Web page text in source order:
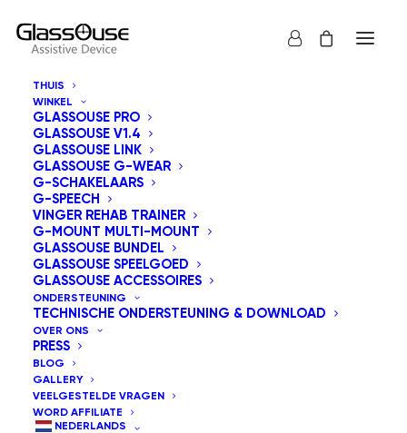
THUIS
WINKEL
GLASSOUSE PRO
GLASSOUSE V1.4
GLASSOUSE LINK
GLASSOUSE G-WEAR
G-SCHAKELAARS
G-SPEECH
VINGER REHAB TRAINER
G-MOUNT MULTI-MOUNT
GLASSOUSE BUNDEL
GLASSOUSE SPEELGOED
GLASSOUSE ACCESSOIRES
ONDERSTEUNING
TECHNISCHE ONDERSTEUNING & DOWNLOAD
OVER ONS
PRESS
BLOG
GALLERY
VEELGESTELDE VRAGEN
WORD AFFILIATE
NEDERLANDS
Empowerende
Onafhankelijkheid:
Het Evoluerende
Landschap van
Hulpmiddelen
Technologie in 2025
30 APRIL 2026 | INONGECATEGORISEERD